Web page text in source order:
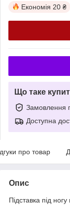
Економія 20 ₴
Що таке
Замовлення
Доступна
про товар
Опис
Підставка під ногу